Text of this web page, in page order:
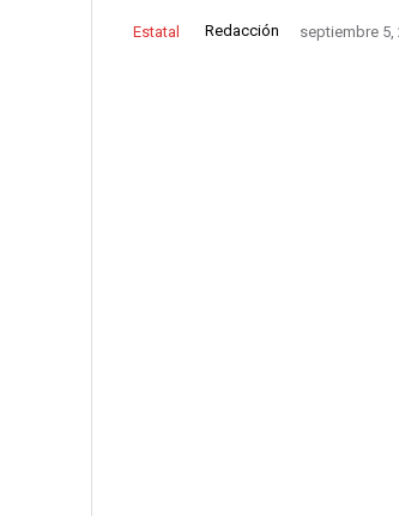
Estatal Redacción septiembre 5,